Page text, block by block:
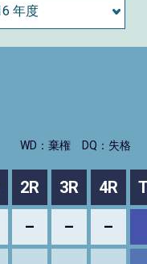
WD：棄権 DQ：失格
2R 3R 4R
– – –